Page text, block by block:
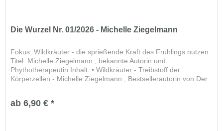
Die Wurzel Nr. 01/2026 - Michelle Ziegelmann
Fokus: Wildkräuter - die sprießende Kraft des Frühlings nutzen
Titel: Michelle Ziegelmann , bekannte Autorin und
Phythotherapeutin Inhalt: • Wildkräuter - Treibstoff der
Körperzellen - Michelle Ziegelmann , Bestsellerautorin von Der
ab 6,90 € *